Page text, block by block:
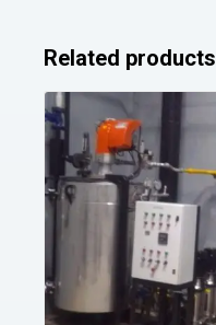
Related products